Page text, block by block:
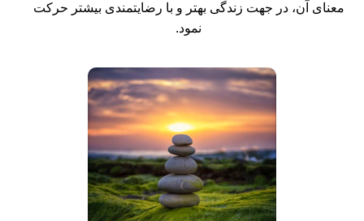
معنای آن، در جهت زندگی بهتر و با رضایتمندی بیشتر حرکت
نمود.